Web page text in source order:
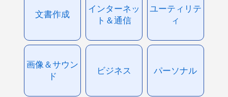
文書作成
インターネッ
ト＆通信
ユーティリテ
ィ
画像＆サウン
ド
ビジネス パーソナル